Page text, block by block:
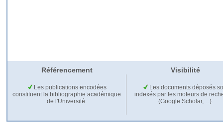
Référencement Visibilité
Les publications encodées
constituent la bibliographie académique
de l'Université.
Les documents déposés
indexés par les moteurs de
(Google Scholar,…).